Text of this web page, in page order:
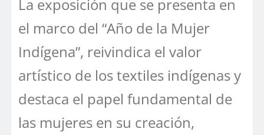
La exposición que se presenta en
el marco del “Año de la Mujer
Indígena”, reivindica el valor
artístico de los textiles indígenas y
destaca el papel fundamental de
las mujeres en su creación,